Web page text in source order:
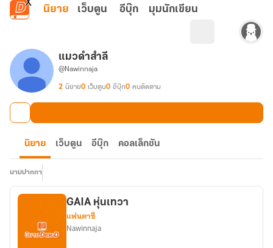
ข้ามไปยังเนื้อหาหลัก
นิยาย เว็บตูน อีบุ๊ก มุมนักเขียน
แมวดำสำลี
@Nawinnaja
2 นิยาย0 เว็บตูน0 อีบุ๊ก0 คนติดตาม
นิยาย เว็บตูน อีบุ๊ก คอลเล็กชัน
นามปากกา
GAIA หุ่นเทวา
แฟนตาซี
Nawinnaja